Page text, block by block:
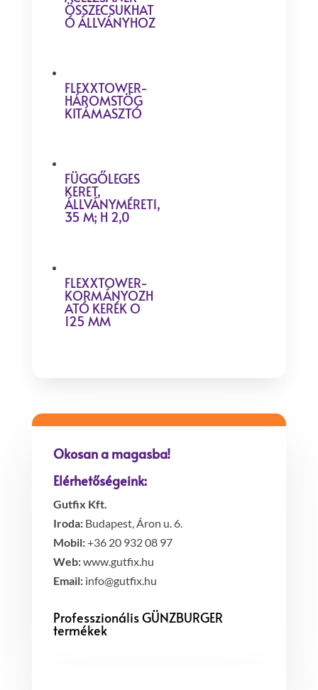
ÖSSZECSUKHAT
Ó ÁLLVÁNYHOZ
FLEXXTOWER-
HÁROMSTÖG
KITÁMASZTÓ
FÜGGŐLEGES
KERET,
ÁLLVÁNYMÉRET1,
35 M; H 2,0
FLEXXTOWER-
KORMÁNYOZH
ATÓ KERÉK O
125 MM
Okosan a magasba!
Elérhetőségeink:
Gutfix Kft.
Iroda:Budapest, Áron u. 6.
Mobil:+36 20 932 08 97
Web:www.gutfix.hu
Email: info@gutfix.hu
Professzionális GÜNZBURGER
termékek